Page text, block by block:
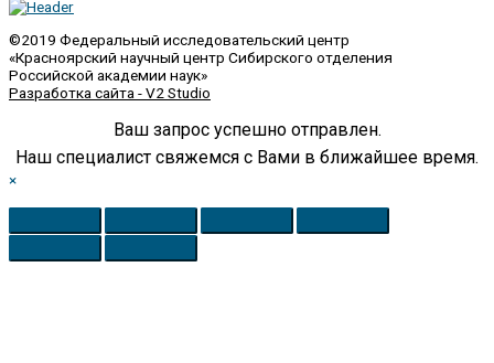
©2019 Федеральный исследовательский центр
«Красноярский научный центр Сибирского отделения
Российской академии наук»
Разработка сайта - V2 Studio
Ваш запрос успешно отправлен.
Наш специалист свяжемся с Вами в ближайшее время.
×